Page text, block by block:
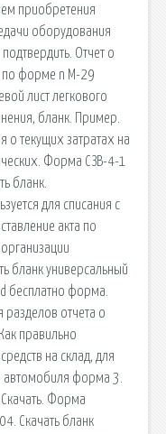
приобретения
оборудования
Отчет о
по форме n М-29
лист легкового
бланк. Пример.
о текущих затратах на
Форма СЗВ-4-1
бланк.
для списания с
акта по
бланк универсальный
бесплатно форма.
отчета о
правильно
на склад, для
автомобиля форма 3.
Форма
Скачать бланк